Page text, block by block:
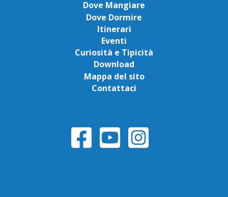
Dove Mangiare
Dove Dormire
Itinerari
Eventi
Curiosità e Tipicità
Download
Mappa del sito
Contattaci